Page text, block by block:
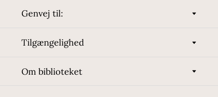
Genvej til:
Tilgængelighed
Om biblioteket